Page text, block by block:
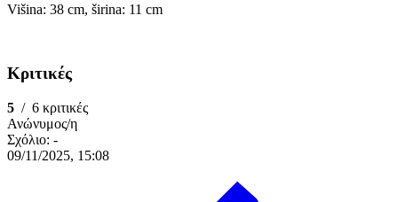
Višina: 38 cm, širina: 11 cm
Κριτικές
5 / 6 κριτικές
Ανώνυμος/η
Σχόλιο: -
09/11/2025, 15:08